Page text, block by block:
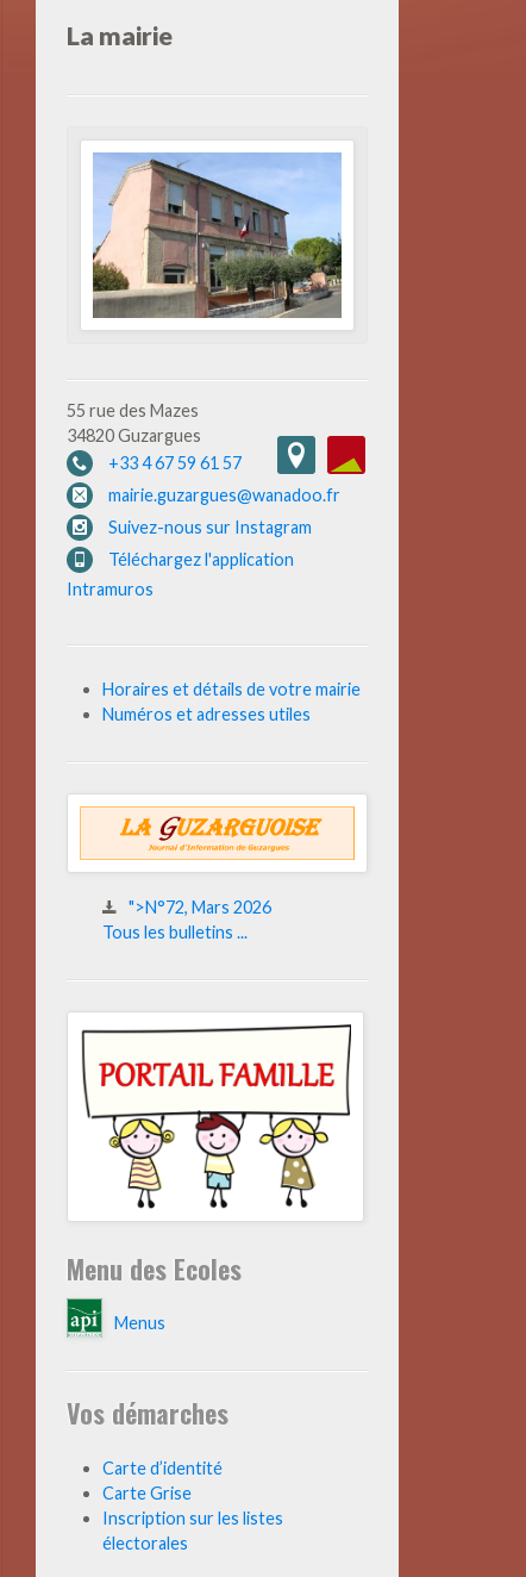
La mairie
55 rue des Mazes
34820 Guzargues
+33 4 67 59 61 57
mairie.guzargues@wanadoo.fr
Suivez-nous sur Instagram
Téléchargez l'application
Intramuros
Horaires et détails de votre mairie
Numéros et adresses utiles
">N°72, Mars 2026
Tous les bulletins ...
Menu des Ecoles
Menus
Vos démarches
Carte d’identité
Carte Grise
Inscription sur les listes
électorales